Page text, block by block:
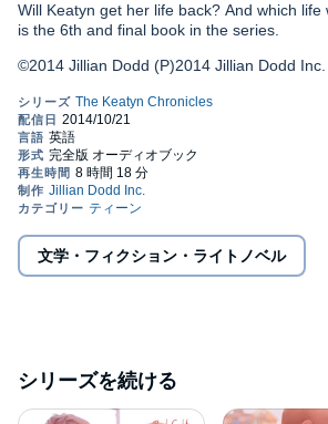
Will Keatyn get her life back? And which life
is the 6th and final book in the series.
©2014 Jillian Dodd (P)2014 Jillian Dodd Inc.
文学・フィクション・ライトノベル
シリーズを続ける